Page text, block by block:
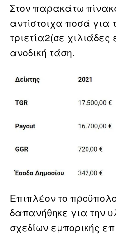
Στον παρακάτω
αντίστοιχα ποσά για
τριετία2(σε
ανοδική τάση.
Επιπλέον το
δαπανήθηκε για την
σχεδίων εμπορικής